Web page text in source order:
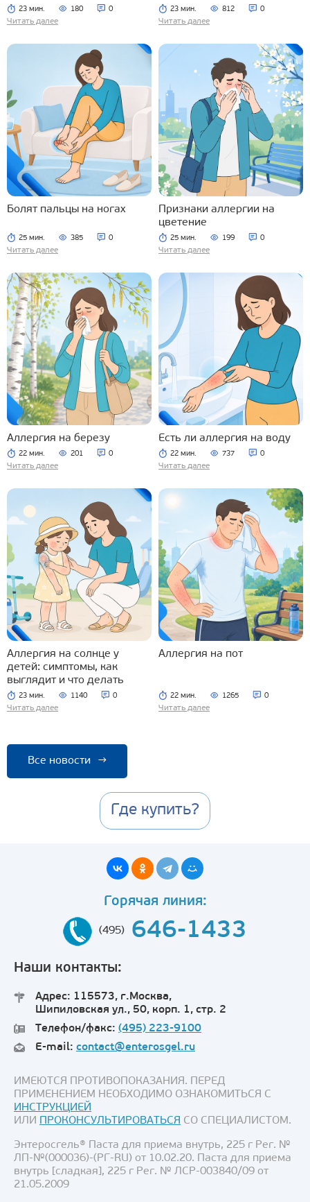
23 мин. 180 0
Читать далее
23 мин. 812 0
Читать далее
Болят пальцы на ногах
25 мин. 385 0
Читать далее
Признаки аллергии на
цветение
25 мин. 199 0
Читать далее
Аллергия на березу
22 мин. 201 0
Читать далее
Есть ли аллергия на воду
22 мин. 737 0
Читать далее
Аллергия на солнце у
детей: симптомы, как
выглядит и что делать
23 мин. 1140 0
Читать далее
Аллергия на пот
22 мин. 1265 0
Читать далее
Все новости →
Где купить?
Горячая линия:
(495) 646-1433
Наши контакты:
Адрес: 115573, г.Москва,
Шипиловская ул., 50, корп. 1, стр. 2
Телефон/факс: (495) 223-9100
E-mail: contact@enterosgel.ru
ИМЕЮТСЯ ПРОТИВОПОКАЗАНИЯ. ПЕРЕД
ПРИМЕНЕНИЕМ НЕОБХОДИМО ОЗНАКОМИТЬСЯ С
ИНСТРУКЦИЕЙ
ИЛИ ПРОКОНСУЛЬТИРОВАТЬСЯ СО СПЕЦИАЛИСТОМ.
Энтеросгель® Паста для приема внутрь, 225 г Рег. №
ЛП-№(000036)-(РГ-RU) от 10.02.20. Паста для приема
внутрь [сладкая], 225 г Рег. № ЛСР-003840/09 от
21.05.2009